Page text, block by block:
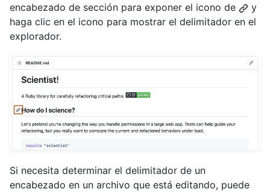
encabezado de sección para exponer el icono de
y
haga clic en el icono para mostrar el delimitador en el
explorador.
Si necesita determinar el delimitador de un
encabezado en un archivo que está editando, puede